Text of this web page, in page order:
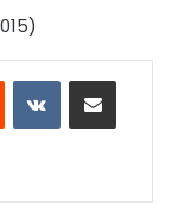
Reddit VKontakteShare via Email